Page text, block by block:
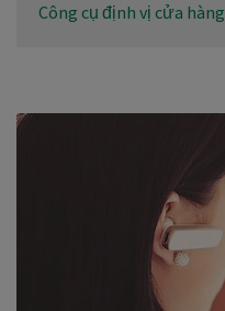
Công cụ định vị cửa hàng